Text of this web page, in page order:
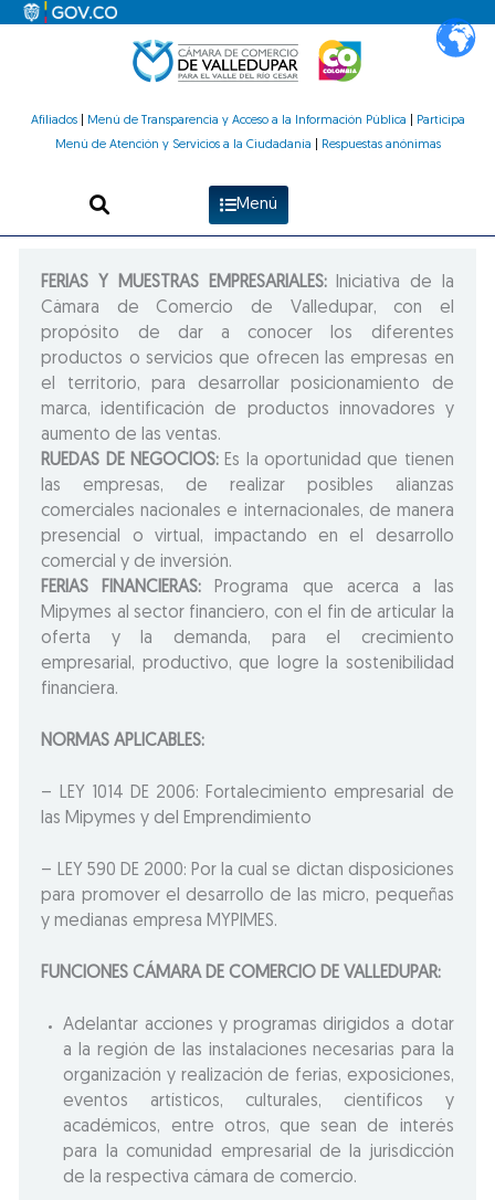
Afiliados| Menú de Transparencia y Acceso a la Información Pública
Participa
Menú de Atención y Servicios a la Ciudadanía
Respuestas anónimas
Menú
FERIAS Y MUESTRAS EMPRESARIALES:Iniciativa de la
Cámara de Comercio de Valledupar, con el
propósito de dar a conocer los diferentes
productos o servicios que ofrecen las empresas en
el territorio, para desarrollar posicionamiento de
marca, identificación de productos innovadores y
aumento de las ventas.
RUEDAS DE NEGOCIOS: Es la oportunidad que tienen
las empresas, de realizar posibles alianzas
comerciales nacionales e internacionales, de manera
presencial o virtual, impactando en el desarrollo
comercial y de inversión.
FERIAS FINANCIERAS: Programa que acerca a las
Mipymes al sector financiero, con el fin de articular la
oferta y la demanda, para el crecimiento
empresarial, productivo, que logre la sostenibilidad
financiera.
NORMAS APLICABLES:
– LEY 1014 DE 2006: Fortalecimiento empresarial de
las Mipymes y del Emprendimiento
– LEY 590 DE 2000: Por la cual se dictan disposiciones
para promover el desarrollo de las micro, pequeñas
y medianas empresa MYPIMES.
FUNCIONES CÁMARA DE COMERCIO DE VALLEDUPAR:
Adelantar acciones y programas dirigidos a dotar
a la región de las instalaciones necesarias para la
organización y realización de ferias, exposiciones,
eventos artísticos, culturales, científicos y
académicos, entre otros, que sean de interés
para la comunidad empresarial de la jurisdicción
de la respectiva cámara de comercio.